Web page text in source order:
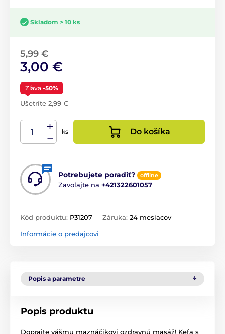
Skladom > 10 ks
5,99 €
3,00 €
Zľava -50%
Ušetríte 2,99 €
ks Do košíka
Potrebujete poradiť? offline
Zavolajte na +421322601057
Kód produktu: P31207 Záruka: 24 mesiacov
Informácie o predajcovi
Popis a parametre
Popis produktu
Doprajte vášmu maznáčikovi ozdravnú masáž! Kefa s